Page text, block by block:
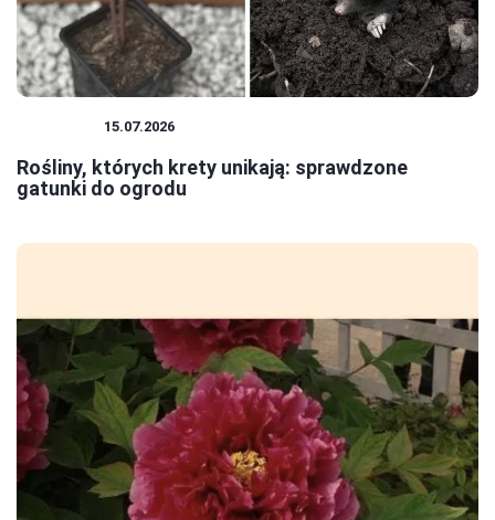
15.07.2026
Rośliny, których krety unikają: sprawdzone
gatunki do ogrodu